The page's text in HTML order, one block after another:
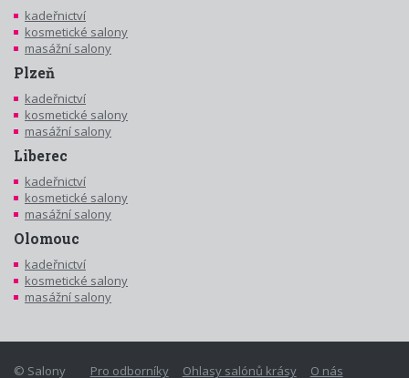
kadeřnictví
kosmetické salony
masážní salony
Plzeň
kadeřnictví
kosmetické salony
masážní salony
Liberec
kadeřnictví
kosmetické salony
masážní salony
Olomouc
kadeřnictví
kosmetické salony
masážní salony
Pro odborníky Ohlasy salónů krásy
O nás
© Salony